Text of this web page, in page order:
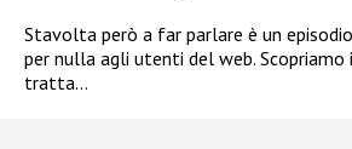
Stavolta però a far parlare è un
per nulla agli utenti del web. Scopriamo
tratta…